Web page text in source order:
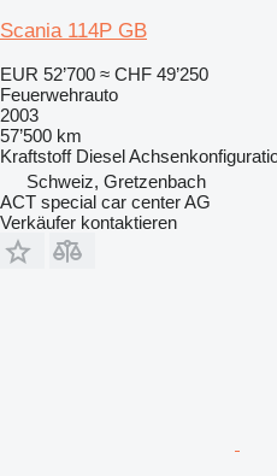
Scania 114P GB
EUR 52’700 ≈ CHF 49’250
Feuerwehrauto
2003
57’500 km
Kraftstoff Diesel
Schweiz, Gretzenbach
ACT special car center AG
Verkäufer kontaktieren